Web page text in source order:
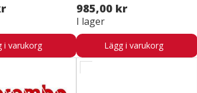
i varukorg
985,00 kr
I lager
Lägg i varukorg